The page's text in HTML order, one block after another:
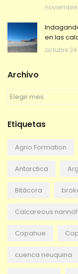
en las
octubre 24
Archivo
A
r
h
o
Etiquetas
Agrio Formation
Antarctica
Bitácora
Calcareous
Copahue
cuenca neuquina